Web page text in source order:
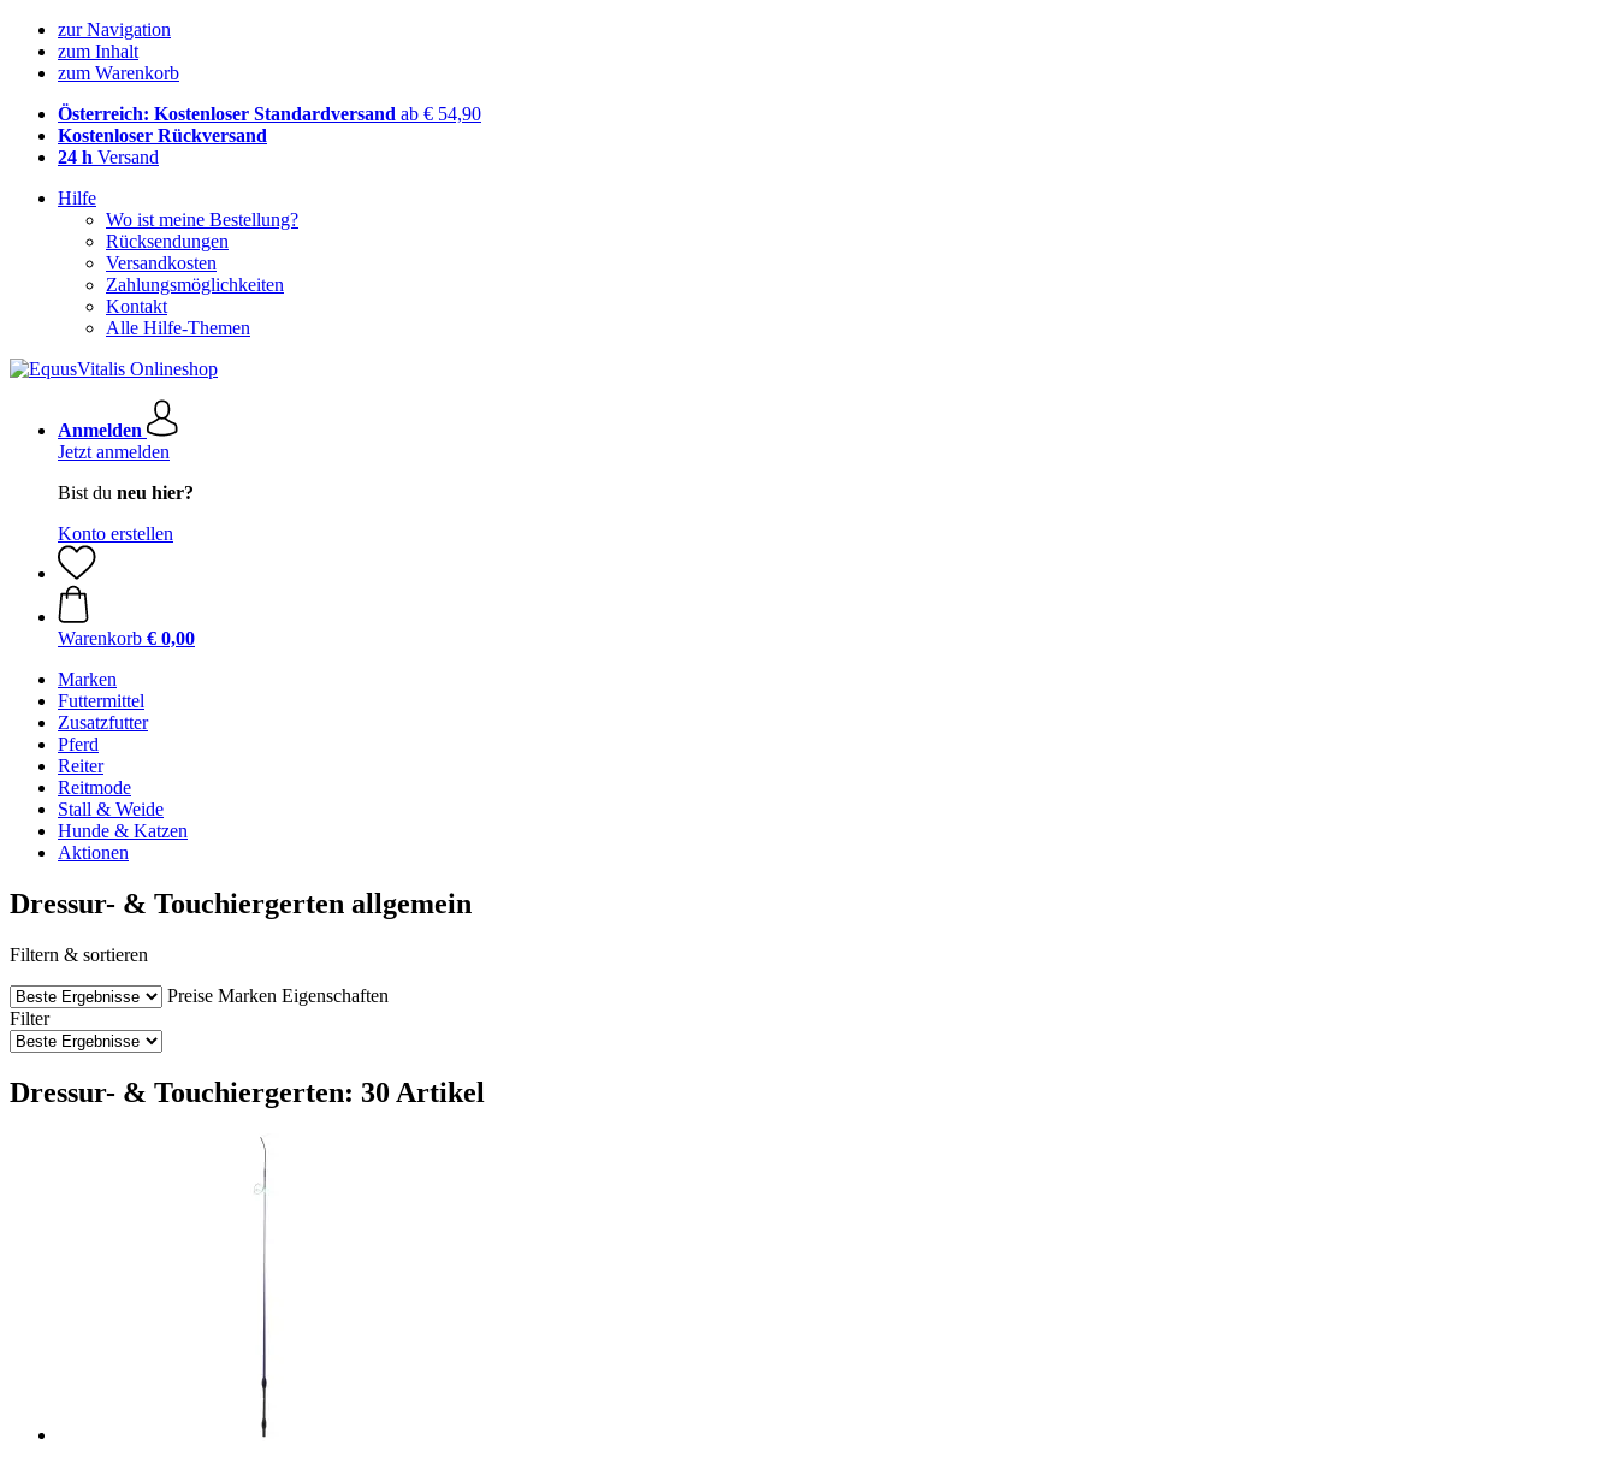
zur Navigation
zum Inhalt
zum Warenkorb
Österreich: Kostenloser Standardversand ab € 54,90
Kostenloser Rückversand
24 h Versand
Hilfe
Wo ist meine Bestellung?
Rücksendungen
Versandkosten
Zahlungsmöglichkeiten
Kontakt
Alle Hilfe-Themen
Anmelden
Jetzt anmelden
Bist du neu hier?
Konto erstellen
Warenkorb € 0,00
Marken
Futtermittel
Zusatzfutter
Pferd
Reiter
Reitmode
Stall & Weide
Hunde & Katzen
Aktionen
Dressur- & Touchiergerten allgemein
Filtern & sortieren
Preise Marken Eigenschaften
Filter
Dressur- & Touchiergerten: 30 Artikel